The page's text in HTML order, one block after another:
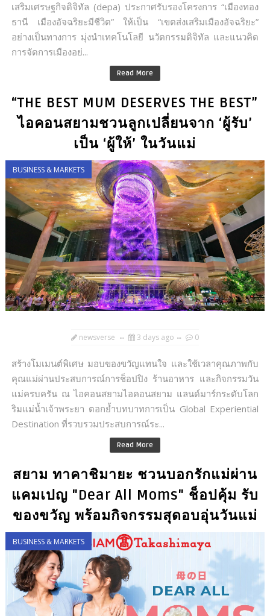
เสริมเศรษฐกิจดิจิทัล (depa) ประกาศรับรองโครงการ “เมืองทอง
ธานี เมืองอัจฉริยะมีชีวิต” ให้เป็น “เขตส่งเสริมเมืองอัจฉริยะ”
อย่างเป็นทางการ มุ่งนำเทคโนโลยี นวัตกรรมดิจิทัล และแนวคิด
การจัดการเมืองอย่...
Read More
“THE BEST MUM DESERVES THE BEST”
ไอคอนสยามชวนลูกเปลี่ยนจาก ‘ผู้รับ’
เป็น ‘ผู้ให้’ ในวันแม่
BUSINESS & MARKETS
newsverse 3 days ago 0
สร้างโมเมนต์พิเศษ มอบของขวัญแทนใจ และใช้เวลาคุณภาพกับ
คุณแม่ผ่านประสบการณ์การช็อปปิง ร้านอาหาร และกิจกรรมวัน
แม่ครบครัน ณ ไอคอนสยามไอคอนสยาม แลนด์มาร์กระดับโลก
ริมแม่น้ำเจ้าพระยา ตอกย้ำบทบาทการเป็น Global Experiential
Destination ที่รวบรวมประสบการณ์ระ...
Read More
สยาม ทาคาชิมายะ ชวนบอกรักแม่ผ่าน
แคมเปญ "Dear All Moms" ช็อปคุ้ม รับ
ของขวัญ พร้อมกิจกรรมสุดอบอุ่นวันแม่
BUSINESS & MARKETS